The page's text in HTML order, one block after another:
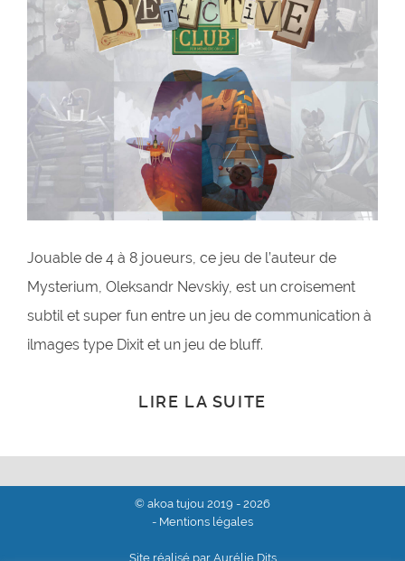
Jouable de 4 à 8 joueurs, ce jeu de l’auteur de
Mysterium, Oleksandr Nevskiy, est un croisement
subtil et super fun entre un jeu de communication à
ilmages type Dixit et un jeu de bluff.
LIRE LA SUITE
© akoa tujou 2019 - 2026
- Mentions légales
Site réalisé par Aurélie Dits